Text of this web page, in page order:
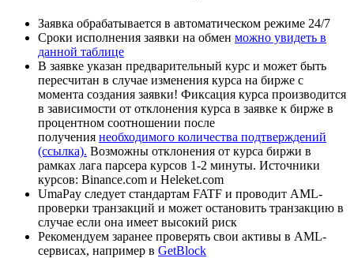
Заявка обрабатывается в автоматическом режиме 24/7
Сроки исполнения заявки на обмен можно увидеть в
данной таблице
В заявке указан предварительный курс и может быть
пересчитан в случае изменения курса на бирже с
момента создания заявки! Фиксация курса производится
в зависимости от отклонения курса в заявке к бирже в
процентном соотношении после
получения необходимого количества подтверждений
(ссылка). Возможны отклонения от курса биржи в
рамках лага парсера курсов 1-2 минуты. Источники
курсов: Binance.com и Heleket.com
UmaPay следует стандартам FATF и проводит AML-
проверки транзакций и может остановить транзакцию в
случае если она имеет высокий риск
Рекомендуем заранее проверять свои активы в AML-
сервисах, например в GetBlock